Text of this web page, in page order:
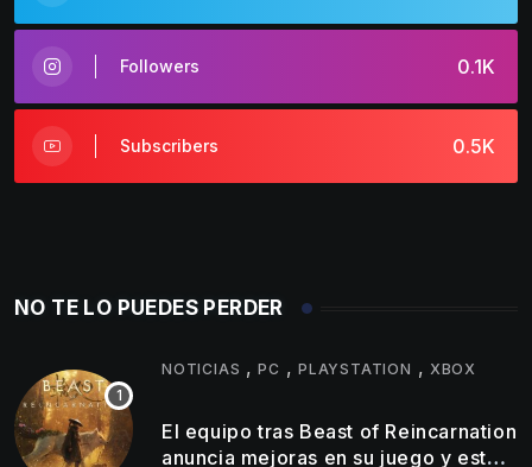
0.1K
Followers
0.5K
Subscribers
NO TE LO PUEDES PERDER
NOTICIAS ,PC ,PLAYSTATION , XBOX
El equipo tras Beast of Reincarnation
anuncia mejoras en su juego y estos